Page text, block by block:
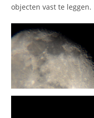
objecten vast te leggen.